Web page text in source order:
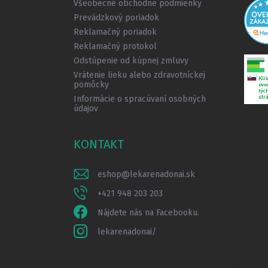
Všeobecné obchodné podmienky
Prevádzkový poriadok
Reklamačný poriadok
Reklamačný protokol
Odstúpenie od kúpnej zmluvy
Vrátenie lieku alebo zdravotníckej
pomôcky
Informácie o spracúvaní osobných
údajov
KONTAKT
eshop@lekarenadonai.sk
+421 948 203 203
Nájdete nás na Facebooku.
lekarenadonai/